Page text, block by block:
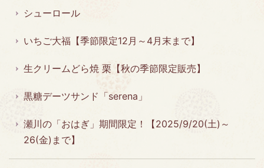
シューロール
いちご大福【季節限定12月～4月末まで】
生クリームどら焼 栗【秋の季節限定販売】
黒糖デーツサンド「serena」
瀬川の「おはぎ」期間限定！【2025/9/20(土)～
26(金)まで】